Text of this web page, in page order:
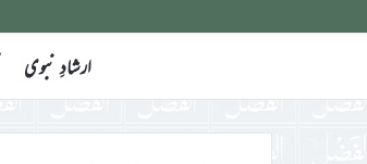
ارشادِ نبوی